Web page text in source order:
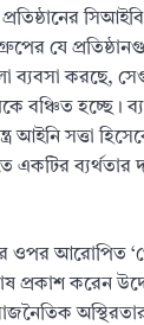
যে
ব্যবসা করছে,
বঞ্চিত হচ্ছে।
আইনি সত্তা
ব্যর্থতার
আরোপিত
প্রকাশ করেন